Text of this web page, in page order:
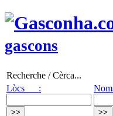
gascons
Recherche / Cèrca...
Lòcs :